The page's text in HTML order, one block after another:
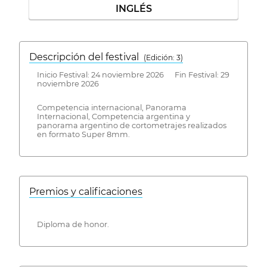
INGLÉS
Descripción del festival
( Edición: 3)
Inicio Festival: 24 noviembre 2026 Fin Festival: 29
noviembre 2026
Competencia internacional, Panorama
Internacional, Competencia argentina y
panorama argentino de cortometrajes realizados
en formato Super 8mm.
Premios y calificaciones
Diploma de honor.